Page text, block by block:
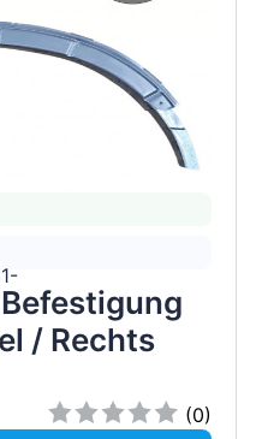
/ Rechts
(0)